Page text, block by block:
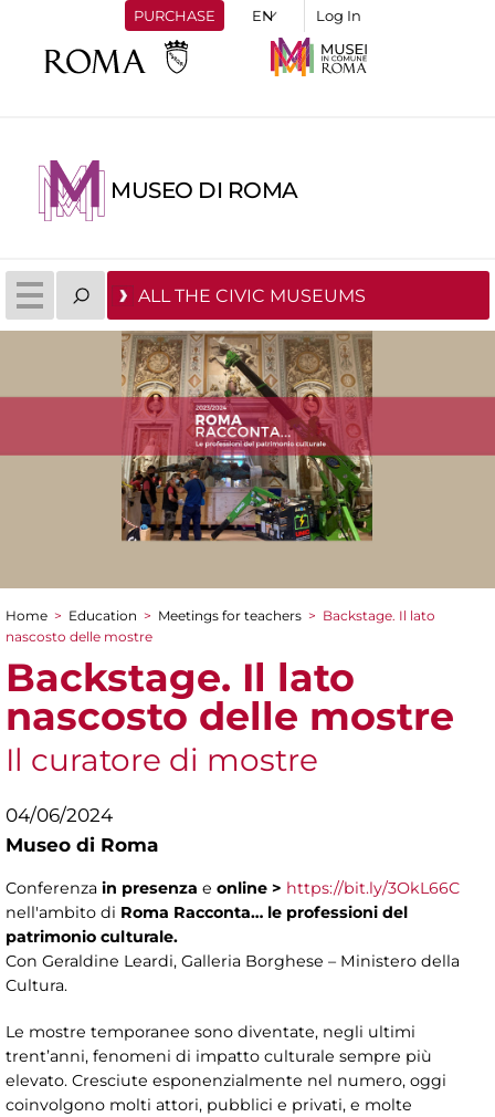
PURCHASE Log In
MUSEO DI ROMA
ALL THE CIVIC MUSEUMS
You are here
Home > Education > Meetings for teachers > Backstage. Il lato
nascosto delle mostre
Backstage. Il lato
nascosto delle mostre
Il curatore di mostre
04/06/2024
Museo di Roma
Conferenza in presenza e online > https://bit.ly/3OkL66C
nell'ambito di Roma Racconta… le professioni del
patrimonio culturale.
Con Geraldine Leardi, Galleria Borghese – Ministero della
Cultura.
Le mostre temporanee sono diventate, negli ultimi
trent’anni, fenomeni di impatto culturale sempre più
elevato. Cresciute esponenzialmente nel numero, oggi
coinvolgono molti attori, pubblici e privati, e molte